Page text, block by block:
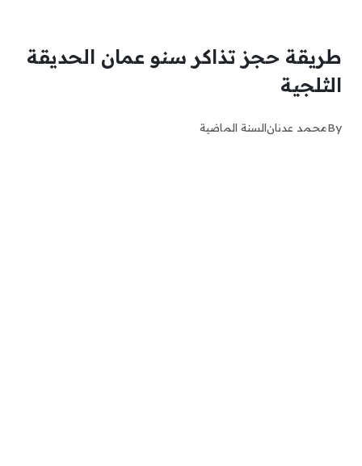
طريقة حجز تذاكر سنو عمان الحديقة
الثلجية
Byمحمد عدنانالسنة الماضية